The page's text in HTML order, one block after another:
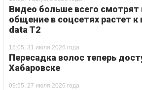
Видео больше всего смотрят
общение в соцсетях растет к
data T2
15:05, 31 июля 2026 года
Пересадка волос теперь
Хабаровске
09:55, 27 июля 2026 года